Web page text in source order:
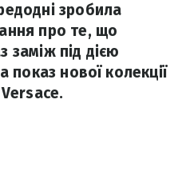
зробила
про те, що
заміж під дією
показ нової колекції